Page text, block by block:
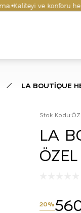
Kaliteyi ve konforu her
LA BOUTİQUE
Stok Kodu:
LA
20%